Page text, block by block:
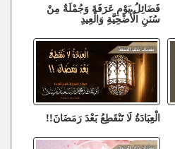
فَضَائِلُ يَوْمِ عَرَفَةَ وَجُمْلَةٌ مِنْ
سُنَنِ الْأُضْحِيَّةِ وَالْعِيدِ
الْعِبَادَةُ لَا تَنْقَطِعُ بَعْدَ رَمَضَانَ!!